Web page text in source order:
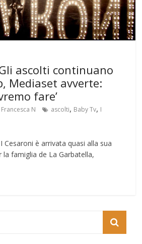
ascolti continuano
Mediaset avverte:
fare’
Francesca N ascolti, Baby Tv, I
Cesaroni è arrivata quasi alla sua
famiglia de La Garbatella,